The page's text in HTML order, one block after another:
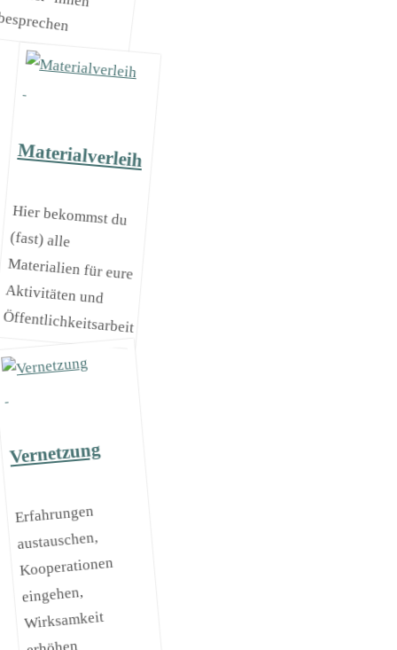
Materialverleih
Hier bekommst du
(fast) alle
Materialien für eure
Aktivitäten und
Öffentlichkeitsarbeit
Vernetzung
Erfahrungen
austauschen,
Kooperationen
eingehen,
Wirksamkeit